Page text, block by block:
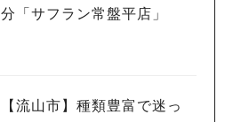
分「サフラン常盤平店」
【流山市】種類豊富で迷っ